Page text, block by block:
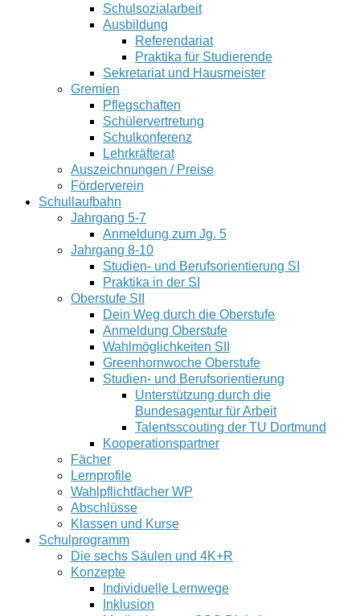
Schulsozialarbeit
Ausbildung
Referendariat
Praktika für Studierende
Sekretariat und Hausmeister
Gremien
Pflegschaften
Schülervertretung
Schulkonferenz
Lehrkräfterat
Auszeichnungen / Preise
Förderverein
Schullaufbahn
Jahrgang 5-7
Anmeldung zum Jg. 5
Jahrgang 8-10
Studien- und Berufsorientierung SI
Praktika in der SI
Oberstufe SII
Dein Weg durch die Oberstufe
Anmeldung Oberstufe
Wahlmöglichkeiten SII
Greenhornwoche Oberstufe
Studien- und Berufsorientierung
Unterstützung durch die
Bundesagentur für Arbeit
Talentsscouting der TU Dortmund
Kooperationspartner
Fächer
Lernprofile
Wahlpflichtfächer WP
Abschlüsse
Klassen und Kurse
Schulprogramm
Die sechs Säulen und 4K+R
Konzepte
Individuelle Lernwege
Inklusion